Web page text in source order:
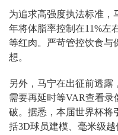
为追求高强度执法标准，
年将体脂率控制在11%左
等红肉。严苛管控饮食与
想。
另外，马宁在出征前透露
需要再延时等VAR查看录
破。据悉，本届世界杯将
括3D球员建模、毫米级